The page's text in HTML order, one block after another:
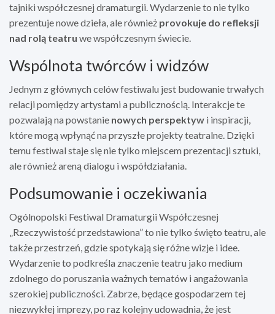
tajniki współczesnej dramaturgii. Wydarzenie to nie tylko
prezentuje nowe dzieła, ale również provokuje do refleksji
nad rolą teatru we współczesnym świecie.
Wspólnota twórców i widzów
Jednym z głównych celów festiwalu jest budowanie trwałych
relacji pomiędzy artystami a publicznością. Interakcje te
pozwalają na powstanie nowych perspektyw i inspiracji,
które mogą wpłynąć na przyszłe projekty teatralne. Dzięki
temu festiwal staje się nie tylko miejscem prezentacji sztuki,
ale również areną dialogu i współdziałania.
Podsumowanie i oczekiwania
Ogólnopolski Festiwal Dramaturgii Współczesnej
„Rzeczywistość przedstawiona” to nie tylko święto teatru, ale
także przestrzeń, gdzie spotykają się różne wizje i idee.
Wydarzenie to podkreśla znaczenie teatru jako medium
zdolnego do poruszania ważnych tematów i angażowania
szerokiej publiczności. Zabrze, będące gospodarzem tej
niezwykłej imprezy, po raz kolejny udowadnia, że jest